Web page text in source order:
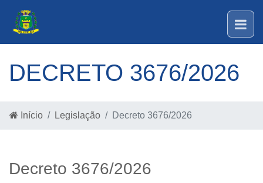
DECRETO 3676/2026
Início Legislação Decreto 3676/2026
Decreto 3676/2026